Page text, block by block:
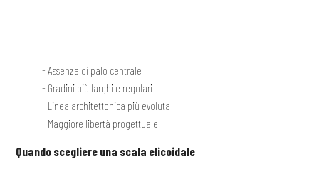
Assenza di palo centrale
Gradini più larghi e regolari
Linea architettonica più evoluta
Maggiore libertà progettuale
Quando scegliere una scala elicoidale